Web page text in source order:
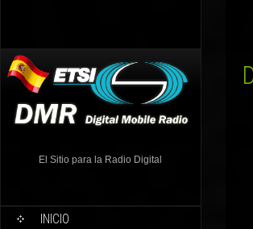
El Sitio para la Radio Digital
INICIO